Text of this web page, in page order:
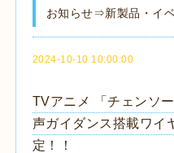
お知らせ⇒新製品・イ
2024-10-10 10:00:00
TVアニメ 「チェンソ
声ガイダンス搭載ワイ
定！！